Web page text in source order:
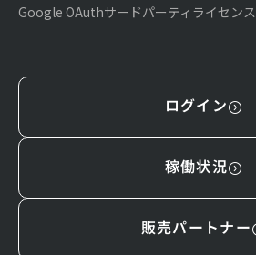
Google OAuthサードパーティライセンス
ログイン
稼働状況
販売パートナー